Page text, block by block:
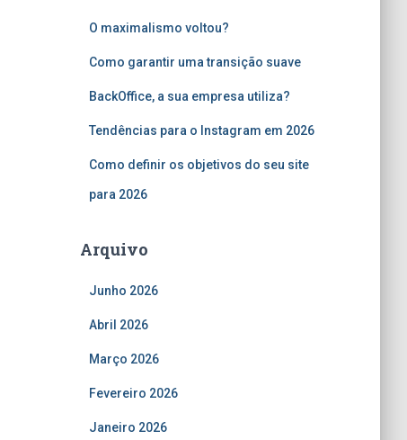
O maximalismo voltou?
Como garantir uma transição suave
BackOffice, a sua empresa utiliza?
Tendências para o Instagram em 2026
Como definir os objetivos do seu site
para 2026
Arquivo
Junho 2026
Abril 2026
Março 2026
Fevereiro 2026
Janeiro 2026